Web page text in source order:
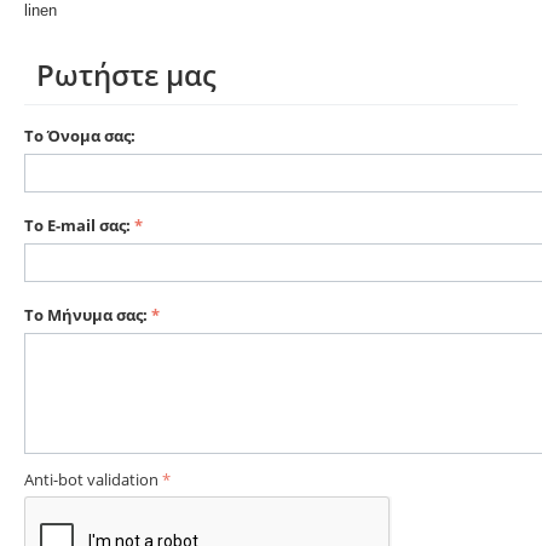
linen
Ρωτήστε μας
Το Όνομα σας:
Το E-mail σας:
Το Μήνυμα σας:
Anti-bot validation